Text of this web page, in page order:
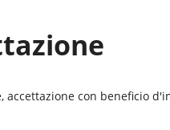
con beneficio